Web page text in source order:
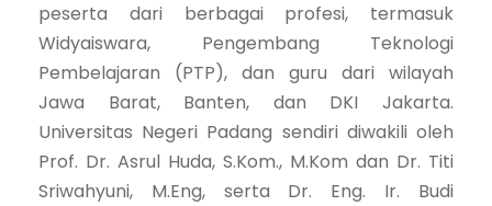
peserta dari berbagai profesi, termasuk
Widyaiswara, Pengembang Teknologi
Pembelajaran (PTP), dan guru dari wilayah
Jawa Barat, Banten, dan DKI Jakarta.
Universitas Negeri Padang sendiri diwakili oleh
Prof. Dr. Asrul Huda, S.Kom., M.Kom dan Dr. Titi
Sriwahyuni, M.Eng, serta Dr. Eng. Ir. Budi